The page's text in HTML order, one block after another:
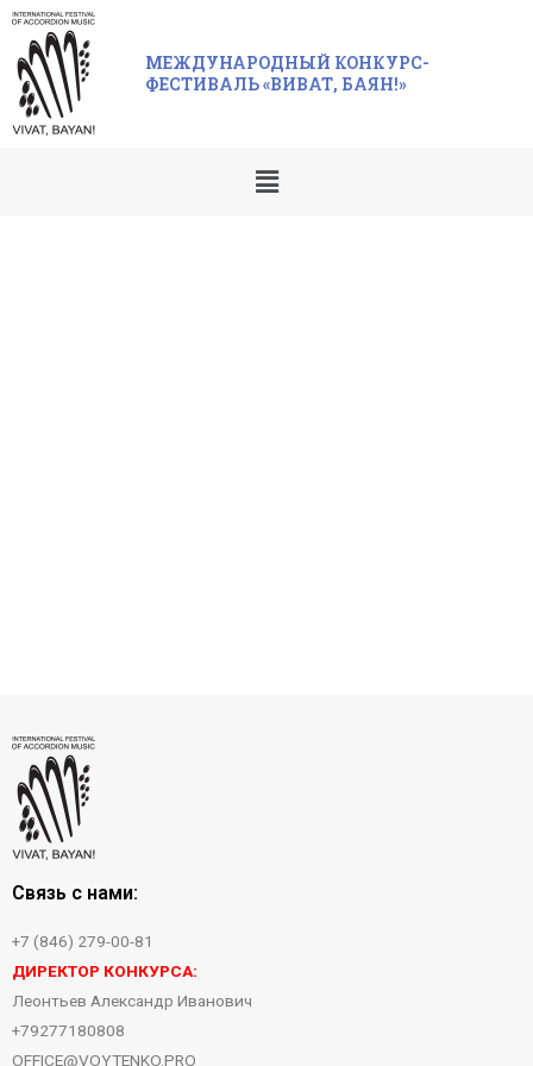
МЕЖДУНАРОДНЫЙ КОНКУРС-
ФЕСТИВАЛЬ «ВИВАТ, БАЯН!»
Связь с нами:
+7 (846) 279-00-81
ДИРЕКТОР КОНКУРСА:
Леонтьев Александр Иванович
+79277180808
OFFICE@VOYTENKO.PRO